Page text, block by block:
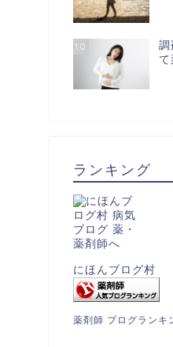
10
調
ランキング
にほんブログ村
薬剤師 ブログランキ